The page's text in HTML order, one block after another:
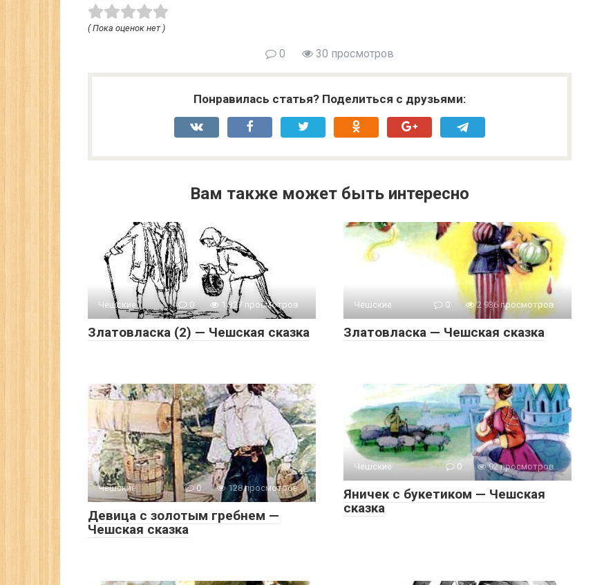
( Пока оценок нет )
0 30 просмотров
Понравилась статья? Поделиться с друзьями:
Вам также может быть интересно
Чешские 0 1 327 просмотров
Златовласка (2) — Чешская сказка
Чешские 0 2 936 просмотров
Златовласка — Чешская сказка
Чешские 0 128 просмотров
Девица с золотым гребнем —
Чешская сказка
Чешские 0 92 просмотров
Яничек с букетиком — Чешская
сказка